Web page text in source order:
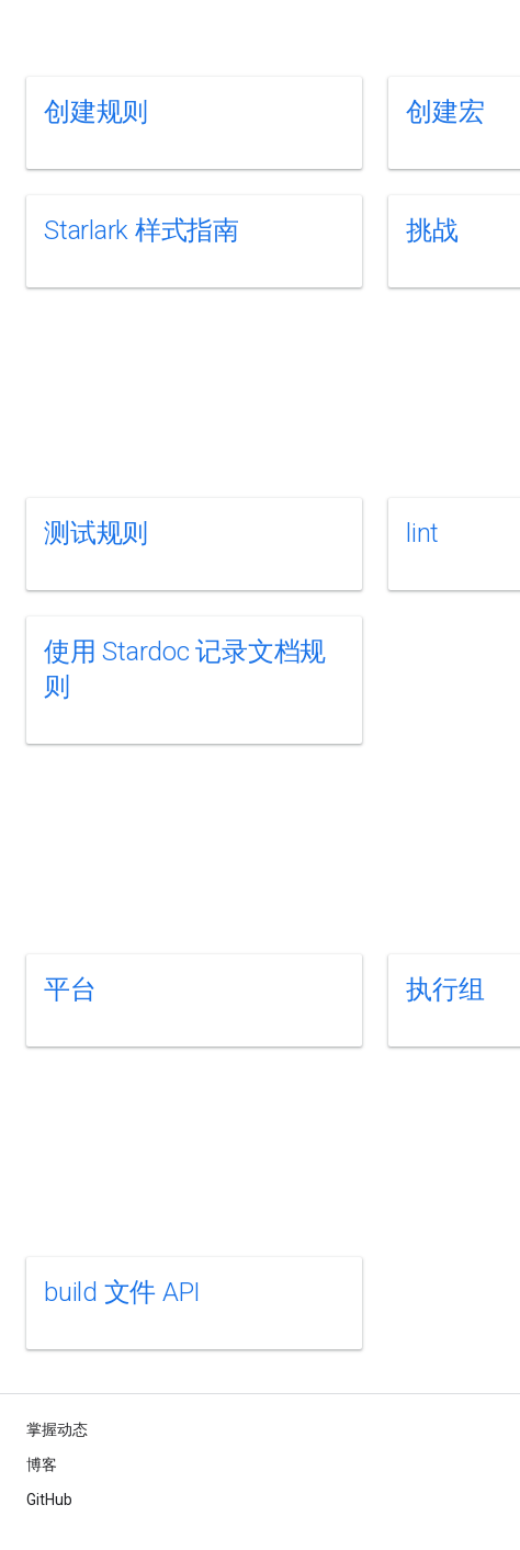
创建规则 创建宏
Starlark 样式指南 挑战
测试规则 lint
使用 Stardoc 记录文档规
则
平台 执行组
build 文件 API
掌握动态
博客
GitHub